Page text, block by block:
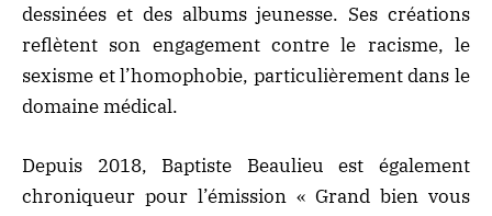
dessinées et des albums jeunesse. Ses créations
reflètent son engagement contre le racisme, le
sexisme et l’homophobie, particulièrement dans le
domaine médical.
Depuis 2018, Baptiste Beaulieu est également
chroniqueur pour l’émission « Grand bien vous